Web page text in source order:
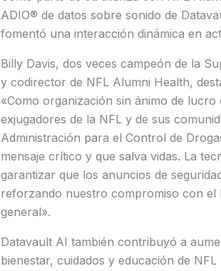
ADIO® de datos sobre sonido de
fomentó una interacción dinámica en
Billy Davis, dos veces campeón de la
y codirector de NFL Alumni Health,
«Como organización sin ánimo de
exjugadores de la NFL y de sus
Administración para el Control de
mensaje crítico y que salva vidas. La
garantizar que los anuncios de
reforzando nuestro compromiso con el
general».
Datavault AI también contribuyó a
bienestar, cuidados y educación de